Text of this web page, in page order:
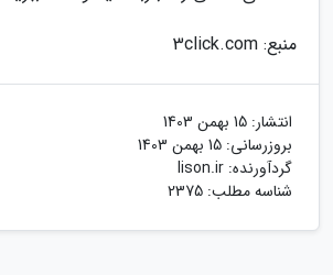
منبع: 3click.com
انتشار: 15 بهمن 1403
بروزرسانی: 15 بهمن 1403
گردآورنده: lison.ir
شناسه مطلب: 2375